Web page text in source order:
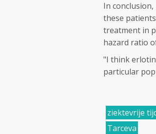
In
these
treatment in
hazard ratio
"I think
particular
ziektevrije
Tarceva